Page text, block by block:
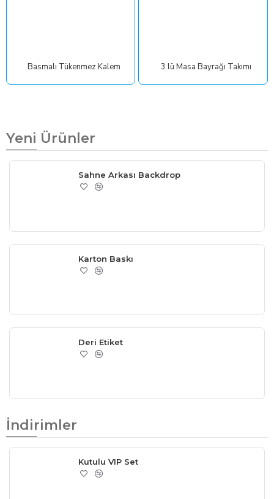
Basmalı Tükenmez Kalem 3 lü Masa Bayrağı Takımı
Yeni Ürünler
Sahne Arkası Backdrop
Karton Baskı
Deri Etiket
İndirimler
Kutulu VIP Set